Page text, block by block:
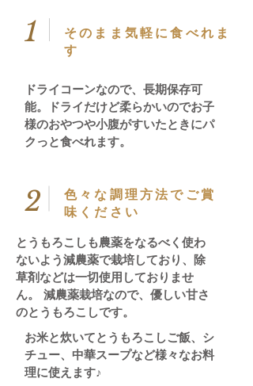
1
​そのまま気軽に食べれま
す
ドライコーンなので、長期保存可
能。ドライだけど柔らかいのでお子
様のおやつや小腹がすいたときにパ
クっと食べれます。
2
​色々な調理方法でご賞
味ください
とうもろこしも農薬をなるべく使わ
ないよう減農薬で栽培しており、除
草剤などは一切使用しておりませ
ん。 減農薬栽培なので、優しい甘さ
のとうもろこしです。
お米と炊いてとうもろこしご飯、シ
チュー、中華スープなど様々なお料
理に使えます♪